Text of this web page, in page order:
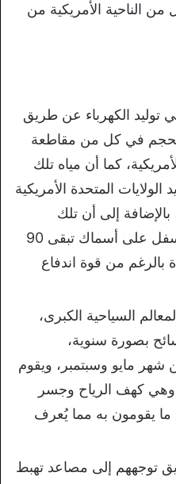
الناحية الأمريكية من
توليد الكهرباء عن طريق
في كل من مقاطعة
كما أن مياه تلك
المتحدة الأمريكية
إلى أن تلك
الشلالات تشتمل في الأسفل على أسماك تبقى 90
بالرغم من قوة اندفاع
السياحية الكبرى،
مليون سائح بصورة سنوية،
مايو وسبتمبر، ويقوم
وهي كهف الرياح وجسر
يقومون به مما يُعرف
توجههم إلى مصاعد تهبط